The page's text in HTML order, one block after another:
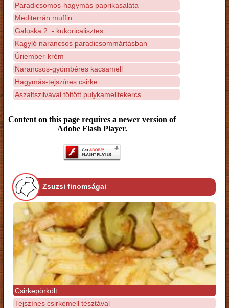
Paradicsomos-hagymás paprikasaláta
Mediterrán muffin
Galuska 2. - kukoricalisztes
Kagyló narancsos paradicsommártásban
Úriember-krém
Narancsos-gyömbéres kacsamell
Hagymás-tejszínes csirke
Aszaltszilvával töltött pulykamelltekercs
Content on this page requires a newer version of
Adobe Flash Player.
Zsuzsi finomságai
Csirkepörkölt
Tejszínes csirkemell tésztával